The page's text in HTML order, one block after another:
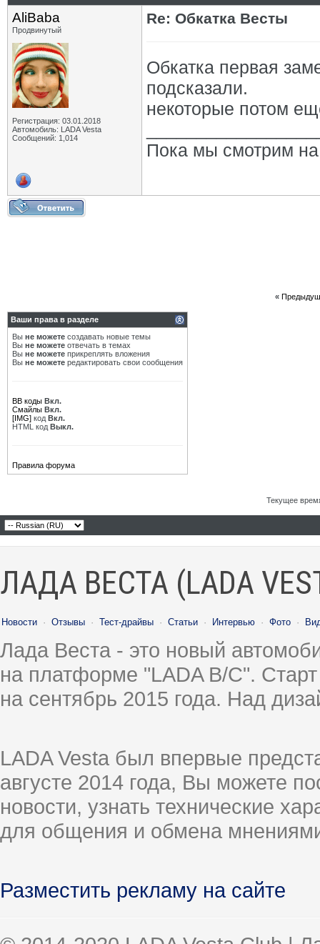
AliBaba
Продвинутый
Регистрация: 03.01.2018
Автомобиль: LADA Vesta
Сообщений: 1,014
Re: Обкатка Весты
Обкатка первая
подсказали.
некоторые потом
Пока мы смотрим
«
Ваши права в разделе
Вы не можете создавать новые темы
Вы не можете отвечать в темах
Вы не можете прикреплять вложения
Вы не можете редактировать свои сообщения
BB коды Вкл.
Смайлы Вкл.
[IMG] код Вкл.
HTML код Выкл.
Правила форума
Текущее
ЛАДА ВЕСТА (LADA
Новости · Отзывы · Тест-драйвы · Статьи · Интервью · Фото ·
Лада Веста - это новый
на платформе "LADA B/C".
на сентябрь 2015 года. Над
LADA Vesta был впервые
августе 2014 года, Вы можете
новости, узнать технические
для общения и обмена
Разместить рекламу на сайте